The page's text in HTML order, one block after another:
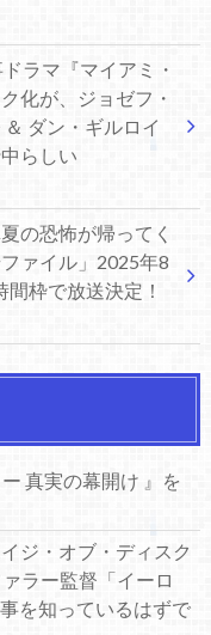
ラマ『マイアミ・
化が、ジョゼフ・
ダン・ギルロイ
らしい
の恐怖が帰ってく
ァイル」2025年8
間枠で放送決定！
真実の幕開け 』を
ジ・オブ・ディスク
ラー監督「イーロ
を知っているはずで